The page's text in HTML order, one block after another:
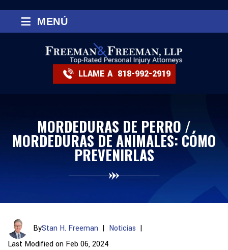
LLAME A 818-992-2919
≡ MENÚ
MORDEDURAS DE PERRO /
MORDEDURAS DE ANIMALES: CÓMO
PREVENIRLAS
ByStan H. Freeman | Noticias |
Last Modified on Feb 06, 2024